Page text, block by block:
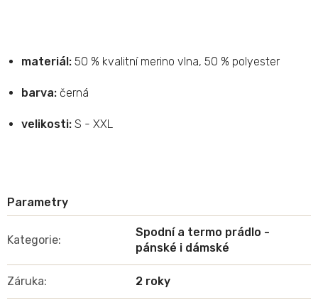
materiál: 50 % kvalitní merino vlna, 50 % polyester
barva: černá
velikosti: S - XXL
Kategorie:
Spodní a termo prádlo -
pánské i dámské
Záruka: 2 roky